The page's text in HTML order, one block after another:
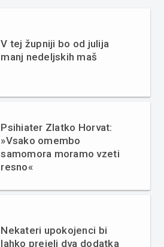
V tej župniji bo od julija
manj nedeljskih maš
Psihiater Zlatko Horvat:
»Vsako omembo
samomora moramo vzeti
resno«
Nekateri upokojenci bi
lahko prejeli dva dodatka